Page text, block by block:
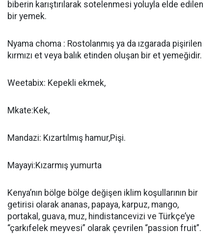
biberin karıştırılarak sotelenmesi yoluyla elde edilen
bir yemek.
Nyama choma : Rostolanmış ya da ızgarada pişirilen
kırmızı et veya balık etinden oluşan bir et yemeğidir.
Weetabix: Kepekli ekmek,
Mkate:Kek,
Mandazi: Kızartılmış hamur,Pişi.
Mayayi:Kızarmış yumurta
Kenya’nın bölge bölge değişen iklim koşullarının bir
getirisi olarak ananas, papaya, karpuz, mango,
portakal, guava, muz, hindistancevizi ve Türkçe’ye
“çarkıfelek meyvesi” olarak çevrilen “passion fruit”.